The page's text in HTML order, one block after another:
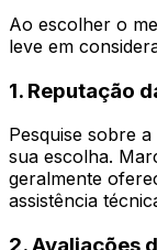
Ao escolher o
leve em
1. Reputação
Pesquise sobre
sua escolha.
geralmente
assistência